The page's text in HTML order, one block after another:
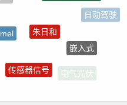
自动驾驶
电气光伏
树莓派-Raspberry Pi